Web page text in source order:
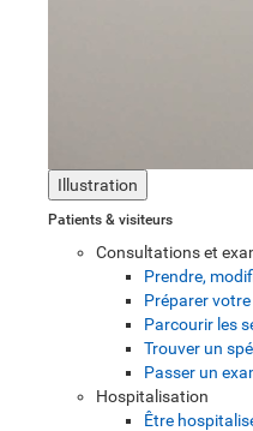
Illustration
Patients & visiteurs
Consultations et
Prendre,
Préparer
Parcourir les
Trouver un
Passer un
Hospitalisation
Être